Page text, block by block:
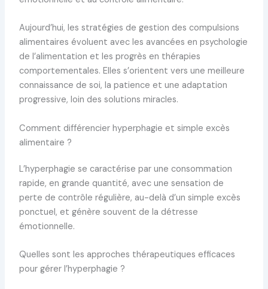
Aujourd’hui, les stratégies de gestion des compulsions
alimentaires évoluent avec les avancées en psychologie
de l’alimentation et les progrès en thérapies
comportementales. Elles s’orientent vers une meilleure
connaissance de soi, la patience et une adaptation
progressive, loin des solutions miracles.
Comment différencier hyperphagie et simple excès
alimentaire ?
L’hyperphagie se caractérise par une consommation
rapide, en grande quantité, avec une sensation de
perte de contrôle régulière, au-delà d’un simple excès
ponctuel, et génère souvent de la détresse
émotionnelle.
Quelles sont les approches thérapeutiques efficaces
pour gérer l’hyperphagie ?